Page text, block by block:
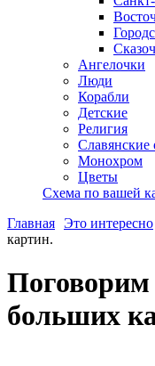
Ангелочки
Люди
Корабли
Детские
Религия
Славянские
Монохром
Цветы
Схема по вашей
Главная Это интересно
картин.
больших